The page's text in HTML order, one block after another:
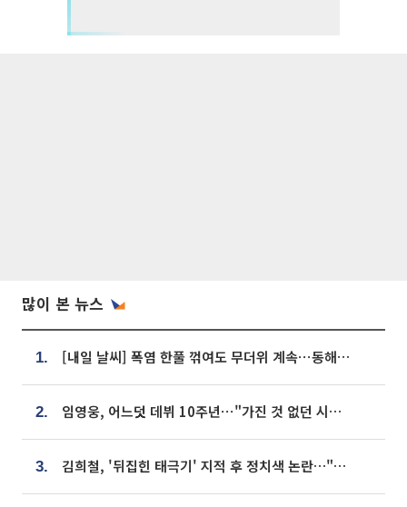
많이 본 뉴스
1. [내일 날씨] 폭염 한풀 꺾여도 무더위 계속⋯동해안 이틀 연속 비
2. 임영웅, 어느덧 데뷔 10주년⋯"가진 것 없던 시절, 내 앞엔 20명의 팬뿐"
3. 김희철, '뒤집힌 태극기' 지적 후 정치색 논란…"좌우 떠나 우리나라 국기"